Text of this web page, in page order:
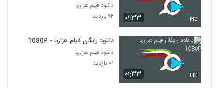
۰۱:۳۳ HD
دانلود فیلم هزارپا
۹۴ بازدید
۰۱:۳۳ HD
دانلود رایگان فیلم هزارپا - 1080P
دانلود فیلم هزارپا
۸۱ بازدید